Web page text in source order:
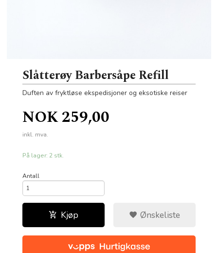
Slåtterøy Barbersåpe Refill
Duften av fryktløse ekspedisjoner og eksotiske reiser
Pris
NOK259,00
inkl. mva.
På lager: 2 stk.
Antall
Kjøp Ønskeliste